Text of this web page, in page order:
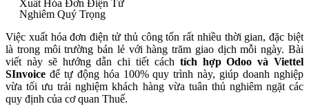
Nghiêm Quý Trọng
Việc xuất hóa đơn điện tử thủ công tốn rất nhiều thời gian, đặc biệt
là trong môi trường bán lẻ với hàng trăm giao dịch mỗi ngày. Bài
viết này sẽ hướng dẫn chi tiết cách tích hợp Odoo và Viettel
SInvoice để tự động hóa 100% quy trình này, giúp doanh nghiệp
vừa tối ưu trải nghiệm khách hàng vừa tuân thủ nghiêm ngặt các
quy định của cơ quan Thuế.